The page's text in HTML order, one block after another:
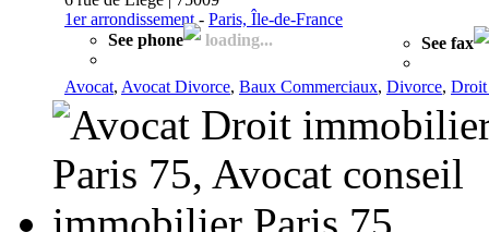
1er arrondissement- Paris, Île-de-France
See phone
loading... See fax
Avocat, Avocat Divorce, Baux Commerciaux, Divorce,